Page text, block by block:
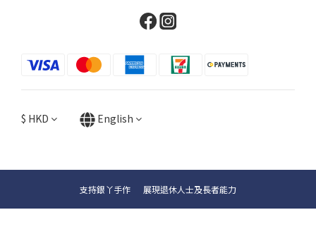
$ HKD English
支持銀丫手作 展現退休人士及長者能力